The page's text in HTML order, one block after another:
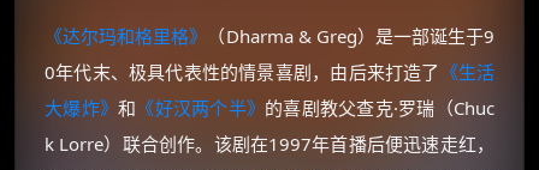
《达尔玛和格里格》
（Dharma & Greg）是一部诞生于9
0年代末、极具代表性的情景喜剧，由后来打造了 《生活
大爆炸》和 《好汉两个半》 的喜剧教父查克·罗瑞（Chuc
k Lorre）联合创作。该剧在1997年首播后便迅速走红，